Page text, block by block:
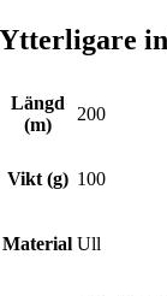
Ytterligare
Längd
(m)
200
Vikt (g) 100
Material Ull